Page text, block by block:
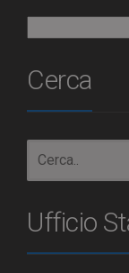
Cerca
Ufficio